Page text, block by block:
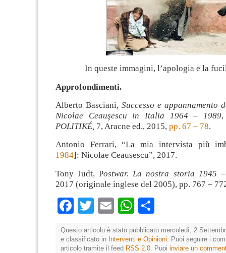
In queste immagini, l’apologia e la
Approfondimenti.
Alberto Basciani, Successo e appannamento
Nicolae Ceauşescu in Italia 1964 – 1989,
POLITIKÉ, 7, Aracne ed., 2015, pp. 67 – 78.
Antonio Ferrari, “La mia intervista più
1984]: Nicolae Ceausescu”, 2017.
Tony Judt, Postwar. La nostra storia 1945
2017 (originale inglese del 2005), pp. 767 –
Facebook
TwitterEmailWhatsApp
Questo articolo è stato pubblicato mercoledì, 2
e classificato in Interventi e Opinioni . Puoi seguire i
articolo tramite il feed RSS 2.0 . Puoi inviare un